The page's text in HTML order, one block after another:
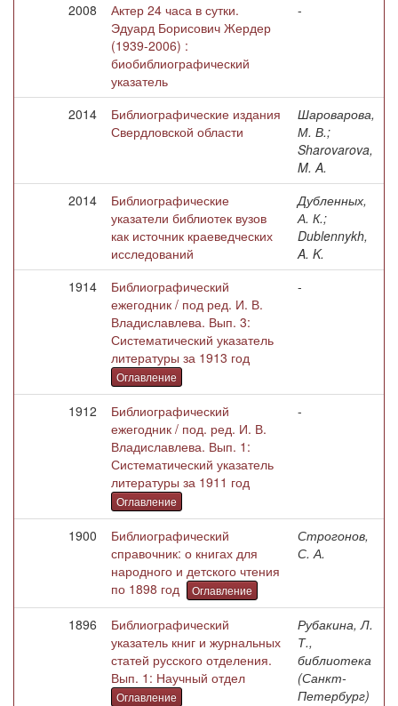
2008
Актер 24 часа в сутки.
Эдуард Борисович Жердер
(1939-2006) :
биобиблиографический
указатель
-
2014
Библиографические издания
Свердловской области
Шароварова,
М. В.;
Sharovarova,
M. A.
2014
Библиографические
указатели библиотек вузов
как источник краеведческих
исследований
Дубленных,
А. К.;
Dublennykh,
A. K.
1914
Библиографический
ежегодник / под ред. И. В.
Владиславлева. Вып. 3:
Систематический указатель
литературы за 1913 год
Оглавление
-
1912
Библиографический
ежегодник / под. ред. И. В.
Владиславлева. Вып. 1:
Систематический указатель
литературы за 1911 год
Оглавление
-
1900
Библиографический
справочник: о книгах для
народного и детского чтения
по 1898 год
Оглавление
Строгонов,
С. А.
1896
Библиографический
указатель книг и журнальных
статей русского отделения.
Вып. 1: Научный отдел
Оглавление
Рубакина, Л.
Т.,
библиотека
(Санкт-
Петербург)